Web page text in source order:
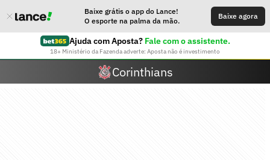
Baixe grátis o app do Lance!
O esporte na palma da mão.
Baixe agora
Ajuda com Aposta? Fale com o assistente.
18+ Ministério da Fazenda adverte: Aposta não é investimento
Corinthians